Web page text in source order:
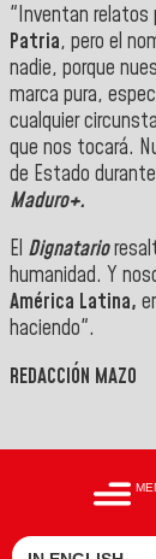
"Inventan relatos
Patria, pero el
nadie, porque
marca pura,
cualquier
que nos tocará.
de Estado
Maduro+.
El Dignatario
humanidad. Y
América Latina,
haciendo".
REDACCIÓN MAZO